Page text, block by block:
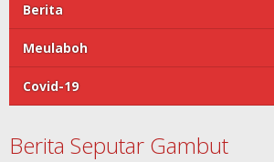
Berita
Meulaboh
Covid-19
Berita Seputar Gambut